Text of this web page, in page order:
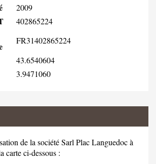
2009
402865224
FR31402865224
43.6540604
3.9471060
de la société Sarl Plac Languedoc à
carte ci-dessous :